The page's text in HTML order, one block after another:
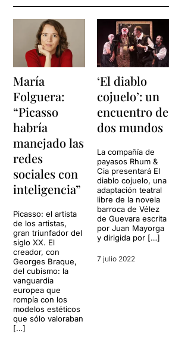
María
Folguera:
“Picasso
habría
manejado las
redes
sociales con
inteligencia”
Picasso: el artista
de los artistas,
gran triunfador del
siglo XX. El
creador, con
Georges Braque,
del cubismo: la
vanguardia
europea que
rompía con los
modelos estéticos
que sólo valoraban
[…]
‘El diablo
cojuelo’: un
encuentro de
dos mundos
La compañía de
payasos Rhum &
Cia presentará El
diablo cojuelo, una
adaptación teatral
libre de la novela
barroca de Vélez
de Guevara escrita
por Juan Mayorga
y dirigida por […]
7 julio 2022